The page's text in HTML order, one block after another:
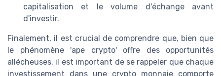
capitalisation et le volume d'échange avant
d'investir.
Finalement, il est crucial de comprendre que, bien que
le phénomène 'ape crypto' offre des opportunités
allécheuses, il est important de se rappeler que chaque
investissement dans une crypto monnaie comporte